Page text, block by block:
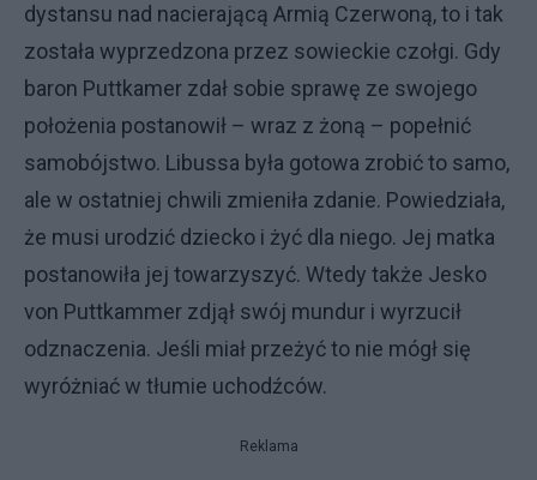
dystansu nad nacierającą Armią Czerwoną, to i tak
została wyprzedzona przez sowieckie czołgi. Gdy
baron Puttkamer zdał sobie sprawę ze swojego
położenia postanowił – wraz z żoną – popełnić
samobójstwo. Libussa była gotowa zrobić to samo,
ale w ostatniej chwili zmieniła zdanie. Powiedziała,
że musi urodzić dziecko i żyć dla niego. Jej matka
postanowiła jej towarzyszyć. Wtedy także Jesko
von Puttkammer zdjął swój mundur i wyrzucił
odznaczenia. Jeśli miał przeżyć to nie mógł się
wyróżniać w tłumie uchodźców.
Reklama